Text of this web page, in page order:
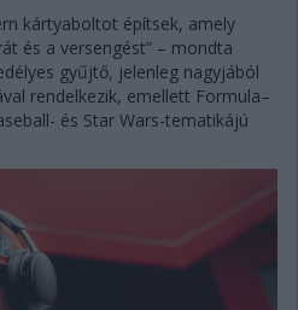
kártyaboltot építsek, amely
és a versengést” – mondta
gyűjtő, jelenleg nagyjából
rendelkezik, emellett Formula–
és Star Wars-tematikájú